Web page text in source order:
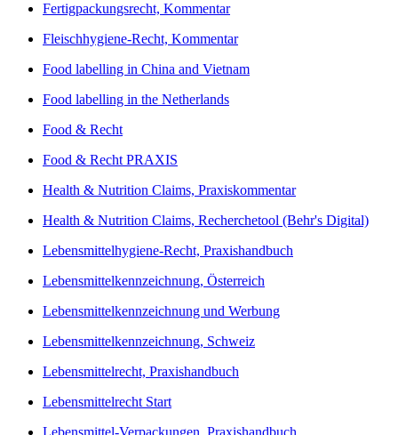
Fertigpackungsrecht, Kommentar
Fleischhygiene-Recht, Kommentar
Food labelling in China and Vietnam
Food labelling in the Netherlands
Food & Recht
Food & Recht PRAXIS
Health & Nutrition Claims, Praxiskommentar
Health & Nutrition Claims, Recherchetool (Behr's Digital)
Lebensmittelhygiene-Recht, Praxishandbuch
Lebensmittelkennzeichnung, Österreich
Lebensmittelkennzeichnung und Werbung
Lebensmittelkennzeichnung, Schweiz
Lebensmittelrecht, Praxishandbuch
Lebensmittelrecht Start